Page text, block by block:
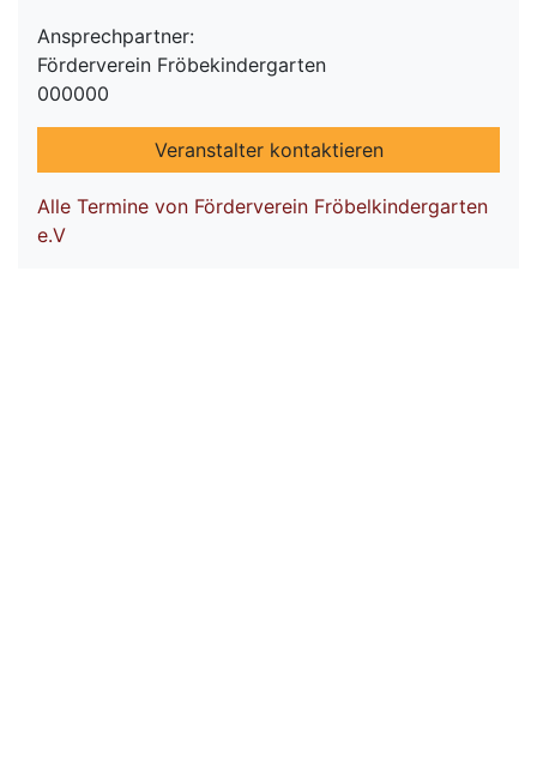
Ansprechpartner:
Förderverein Fröbekindergarten
000000
Veranstalter kontaktieren
Alle Termine von Förderverein Fröbelkindergarten
e.V